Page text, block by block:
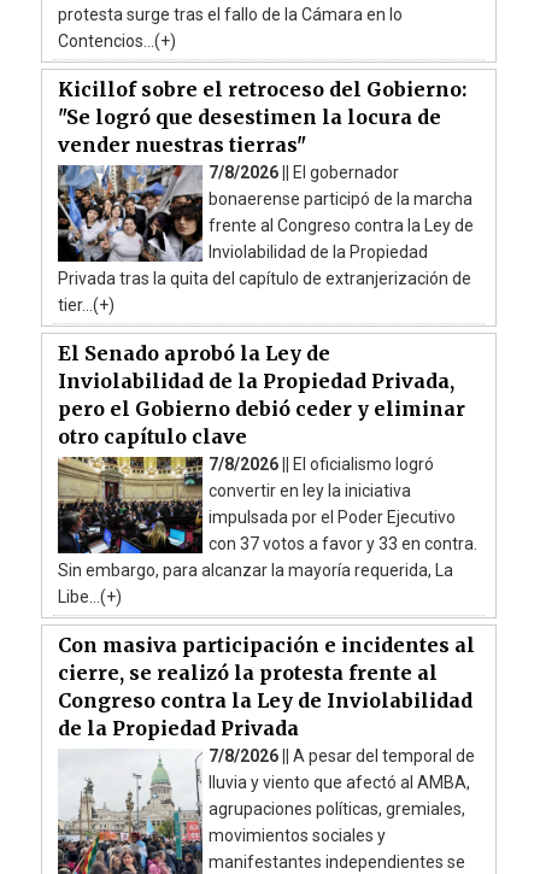
protesta surge tras el fallo de la Cámara en lo
Contencios...(+)
Kicillof sobre el retroceso del Gobierno:
"Se logró que desestimen la locura de
vender nuestras tierras"
7/8/2026 ||
El gobernador
bonaerense participó de la marcha
frente al Congreso contra la Ley de
Inviolabilidad de la Propiedad
Privada tras la quita del capítulo de extranjerización de
tier...(+)
El Senado aprobó la Ley de
Inviolabilidad de la Propiedad Privada,
pero el Gobierno debió ceder y eliminar
otro capítulo clave
7/8/2026 ||
El oficialismo logró
convertir en ley la iniciativa
impulsada por el Poder Ejecutivo
con 37 votos a favor y 33 en contra.
Sin embargo, para alcanzar la mayoría requerida, La
Libe...(+)
Con masiva participación e incidentes al
cierre, se realizó la protesta frente al
Congreso contra la Ley de Inviolabilidad
de la Propiedad Privada
7/8/2026 || A pesar del temporal de
lluvia y viento que afectó al AMBA,
agrupaciones políticas, gremiales,
movimientos sociales y
manifestantes independientes se